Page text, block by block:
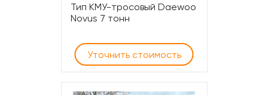
Тип КМУ-тросовый Daewoo
Novus 7 тонн
Уточнить стоимость